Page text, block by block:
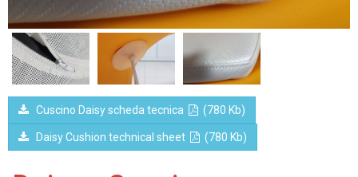
Cuscino Daisy scheda tecnica (780 Kb)
Daisy Cushion technical sheet (780 Kb)